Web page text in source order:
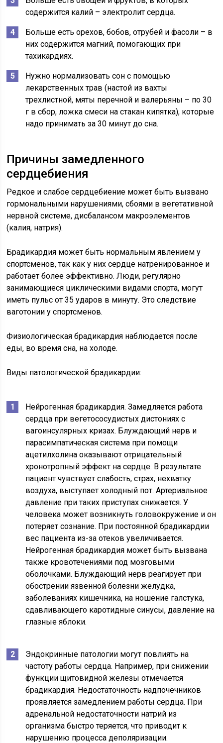
содержится калий – электролит сердца.
Больше есть орехов, бобов, отрубей и фасоли – в
них содержится магний, помогающих при
тахикардиях.
Нужно нормализовать сон с помощью
лекарственных трав (настой из вахты
трехлистной, мяты перечной и валерьяны – по 30
г в сбор, ложка смеси на стакан кипятка), которые
надо принимать за 30 минут до сна.
Причины замедленного
сердцебиения
Редкое и слабое сердцебиение может быть вызвано
гормональными нарушениями, сбоями в вегетативной
нервной системе, дисбалансом макроэлементов
(калия, натрия).
Брадикардия может быть нормальным явлением у
спортсменов, так как у них сердце натренированное и
работает более эффективно. Люди, регулярно
занимающиеся циклическими видами спорта, могут
иметь пульс от 35 ударов в минуту. Это следствие
ваготонии у спортсменов.
Физиологическая брадикардия наблюдается после
еды, во время сна, на холоде.
Виды патологической брадикардии:
Нейрогенная брадикардия. Замедляется работа
сердца при вегетососудистых дистониях с
вагоинсулярных кризах. Блуждающий нерв и
парасимпатическая система при помощи
ацетилхолина оказывают отрицательный
хронотропный эффект на сердце. В результате
пациент чувствует слабость, страх, нехватку
воздуха, выступает холодный пот. Артериальное
давление при таких приступах снижается. У
человека может возникнуть головокружение и он
потеряет сознание. При постоянной брадикардии
вес пациента из-за отеков увеличивается.
Нейрогенная брадикардия может быть вызвана
также кровотечениями под мозговыми
оболочками. Блуждающий нерв реагирует при
обострении язвенной болезни желудка,
заболеваниях кишечника, на ношение галстука,
сдавливающего каротидные синусы, давление на
глазные яблоки.
Эндокринные патологии могут повлиять на
частоту работы сердца. Например, при снижении
функции щитовидной железы отмечается
брадикардия. Недостаточность надпочечников
проявляется замедлением работы сердца. При
адренальной недостаточности натрий из
организма быстро теряется, что приводит к
нарушению процесса деполяризации.